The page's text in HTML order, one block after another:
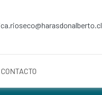
CONTACTO